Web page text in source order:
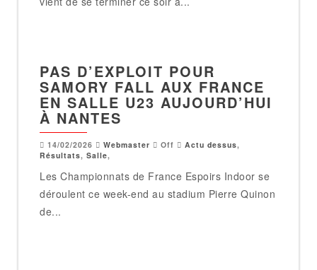
PAS D’EXPLOIT POUR
SAMORY FALL AUX FRANCE
EN SALLE U23 AUJOURD’HUI
À NANTES
14/02/2026 Webmaster Off Actu dessus,
Résultats, Salle,
Les Championnats de France Espoirs Indoor se
déroulent ce week-end au stadium Pierre Quinon
de...